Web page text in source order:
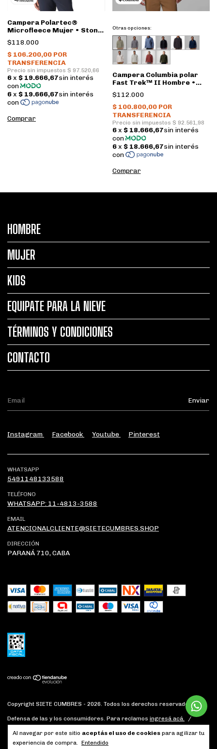
Al navegar por este sitio aceptás el uso de cookies para agilizar tu
experiencia de compra. Entendido
Campera Polartec®
Microfleece Mujer • Stone
green • Mountain
Hardwear
$118.000
Comprar
Otras opciones:
Campera Columbia polar
Fast Trek™ II Hombre •
Stone green
$112.000
Comprar
HOMBRE
MUJER
KIDS
EQUIPATE PARA LA NIEVE
TÉRMINOS Y CONDICIONES
CONTACTO
Instagram Facebook Youtube Pinterest
WHATSAPP
5491148133588
TELÉFONO
WHATSAPP: 11-4813-3588
EMAIL
ATENCIONALCLIENTE@SIETECUMBRES.SHOP
DIRECCIÓN
PARANÁ 710, CABA
Copyright SIETE CUMBRES - 2026. Todos los derechos reservados.
Defensa de las y los consumidores. Para reclamos ingresá acá.
/